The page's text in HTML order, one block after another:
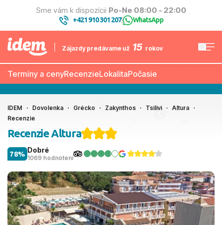
Sme vám k dispozícii Po-Ne 08:00 - 22:00
+421 910 301 207| WhatsApp
Zájazdy predávame už 15 rokov
Termíny a cenyRecenzieLokalitaPočasie
IDEM Dovolenka Grécko Zakynthos Tsilivi
Altura
Recenzie
Recenzie Altura
Dobré
1069 hodnotení
78%